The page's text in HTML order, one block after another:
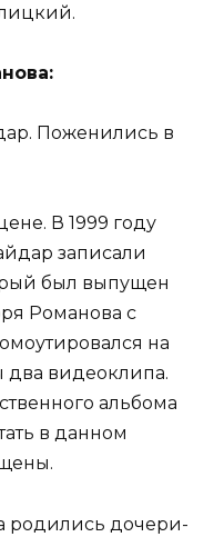
Поженились в
В 1999 году
записали
был выпущен
Романова с
на
два видеоклипа.
альбома
в данном
родились дочери-